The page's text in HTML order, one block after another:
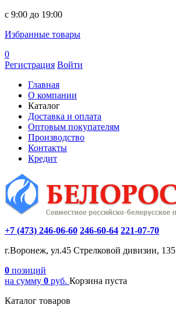
c 9:00 до 19:00
Избранные товары
0
Регистрация Войти
Главная
О компании
Каталог
Доставка и оплата
Оптовым покупателям
Производство
Контакты
Кредит
+7 (473) 246-06-60 246-60-64 221-07-70
г.Воронеж, ул.45 Стрелковой дивизии, 135
0 позиций
на сумму 0 руб. Корзина пуста
Каталог товаров